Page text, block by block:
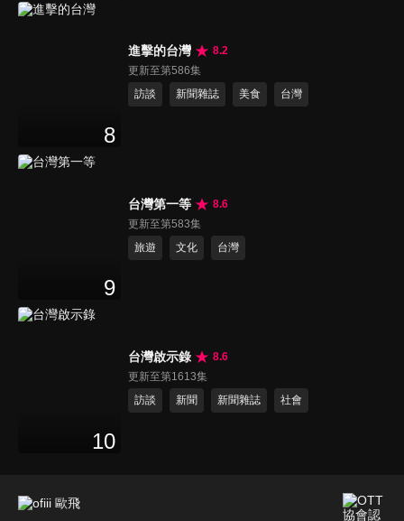
8
進擊的台灣
8.2
更新至第586集
訪談
新聞雜誌 美食 台灣
9
台灣第一等
8.6
更新至第583集
旅遊
文化 台灣
10
台灣啟示錄
8.6
更新至第1613集
訪談
新聞 新聞雜誌 社會